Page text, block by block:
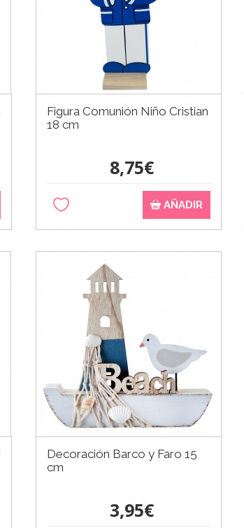
Figura Comunión Niño Cristian
18 cm
8,75€
AÑADIR
Decoración Barco y Faro 15
cm
3,95€